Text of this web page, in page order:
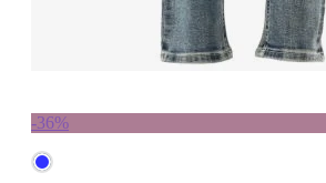
-36%